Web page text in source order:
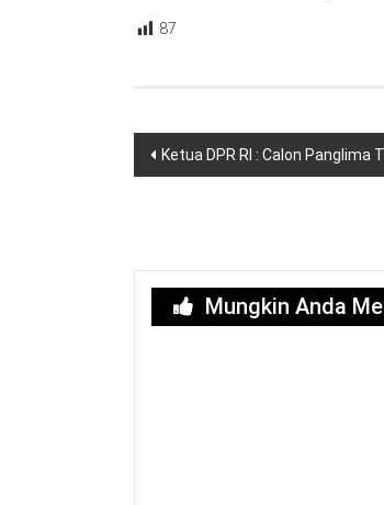
87
Navigasi
pos
Ketua DPR RI : Calon Panglima
Mungkin Anda